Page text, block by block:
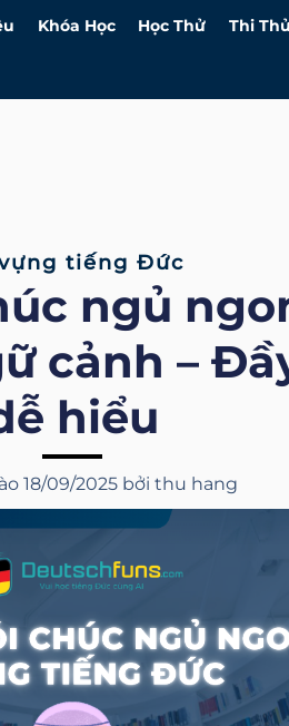
Khóa Học Học Thử Thi
tiếng Đức
ngủ
cảnh –
hiểu
18/09/2025 bởi thu hang